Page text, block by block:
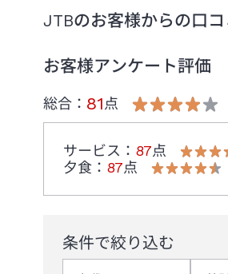
JTBのお客様からの口
お客様アンケート評価
総合： 81点
サービス ： 87点
夕食 ： 87点
条件で絞り込む